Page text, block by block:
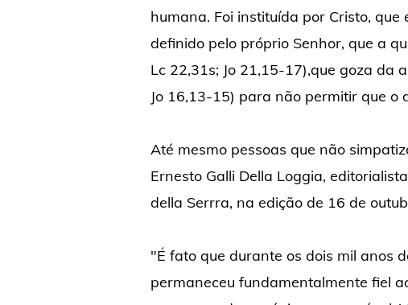
humana. Foi instituída por Cristo, que
definido pelo próprio Senhor, que a
Lc 22,31s; Jo 21,15-17),que goza da
Jo 16,13-15) para não permitir que o
Até mesmo pessoas que não
Ernesto Galli Della Loggia,
della Serrra, na edição de 16 de
"É fato que durante os dois mil anos
permaneceu fundamentalmente fiel